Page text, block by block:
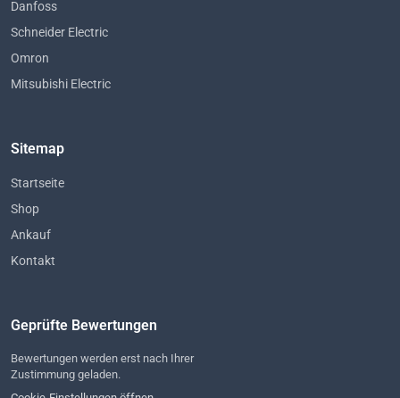
Danfoss
Schneider Electric
Omron
Mitsubishi Electric
Sitemap
Startseite
Shop
Ankauf
Kontakt
Geprüfte Bewertungen
Bewertungen werden erst nach Ihrer
Zustimmung geladen.